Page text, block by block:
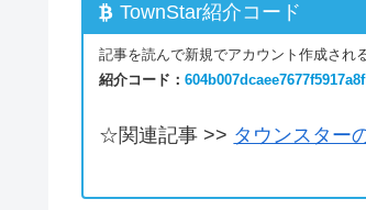
TownStar紹介コード
記事を読んで新規でアカウント作成され
紹介コード：604b007dcaee7677f5917a8f
☆関連記事 >> タウンスター